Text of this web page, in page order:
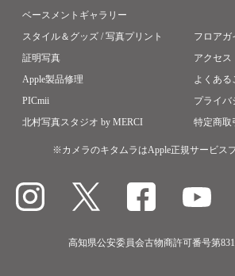
ベースメントギャラリー
スタイル＆グッズ / 写真プリント
証明写真
Apple製品修理
PICmii
北村写真スタジオ by MERCI
フロアガ
アクセス
よくある
プライバ
特定商取
※カメラのキタムラはApple正規サービス
高知県公安委員会古物商許可番号第